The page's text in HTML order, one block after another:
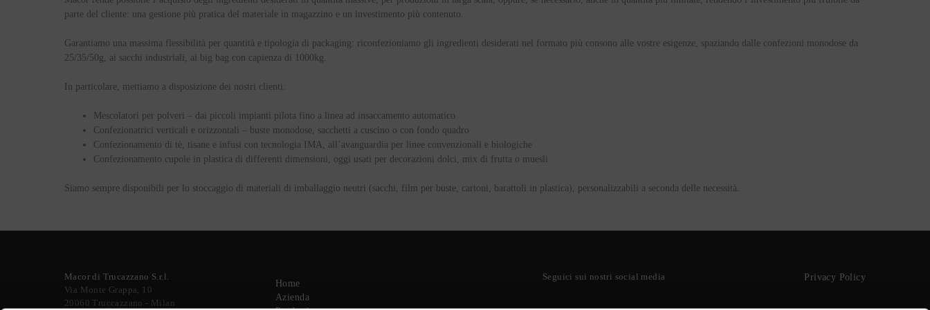
parte del cliente: una gestione più pratica del materiale in magazzino e un investimento più contenuto.
Garantiamo una massima flessibilità per quantità e tipologia di packaging : riconfezioniamo gli ingredienti desiderati nel formato più consono alle vostre esigenze, spaziando dalle confezioni monodose da
25/35/50g, ai sacchi industriali, ai big bag con capienza di 1000kg.
In particolare, mettiamo a disposizione dei nostri clienti:
Mescolatori per polveri – dai piccoli impianti pilota fino a linea ad insaccamento automatico
Confezionatrici verticali e orizzontali – buste monodose, sacchetti a cuscino o con fondo quadro
Confezionamento di tè, tisane e infusi con tecnologia IMA, all’avanguardia per linee convenzionali e biologiche
Confezionamento cupole in plastica di differenti dimensioni, oggi usati per decorazioni dolci, mix di frutta o muesli
Siamo sempre disponibili per lo stoccaggio di materiali di imballaggio neutri (sacchi, film per buste, cartoni, barattoli in plastica), personalizzabili a seconda delle necessità.
Macor di Trucazzano S.r.l.
Via Monte Grappa, 10
20060 Truccazzano - Milan
Home
Azienda
Seguici sui nostri social media Privacy Policy